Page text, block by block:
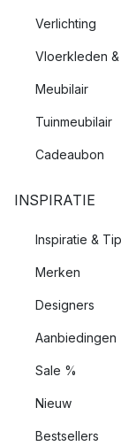
Verlichting
Vloerkleden
Meubilair
Tuinmeubilair
Cadeaubon
INSPIRATIE
Inspiratie &
Merken
Designers
Aanbiedingen
Sale %
Nieuw
Bestsellers